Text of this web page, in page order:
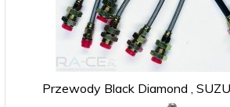
Przewody Black Diamond ,